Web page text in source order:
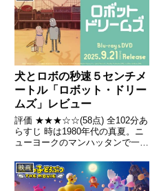
犬とロボの秒速５センチメ
ートル「ロボット・ドリー
ムズ」レビュー
評価 ★★★☆☆(58点) 全102分あ
らすじ 時は1980年代の真夏。ニ
ューヨークのマンハッタンで一人
孤独な日々を虚しく過ごしてい
た。 引用- Wikipedia
映画